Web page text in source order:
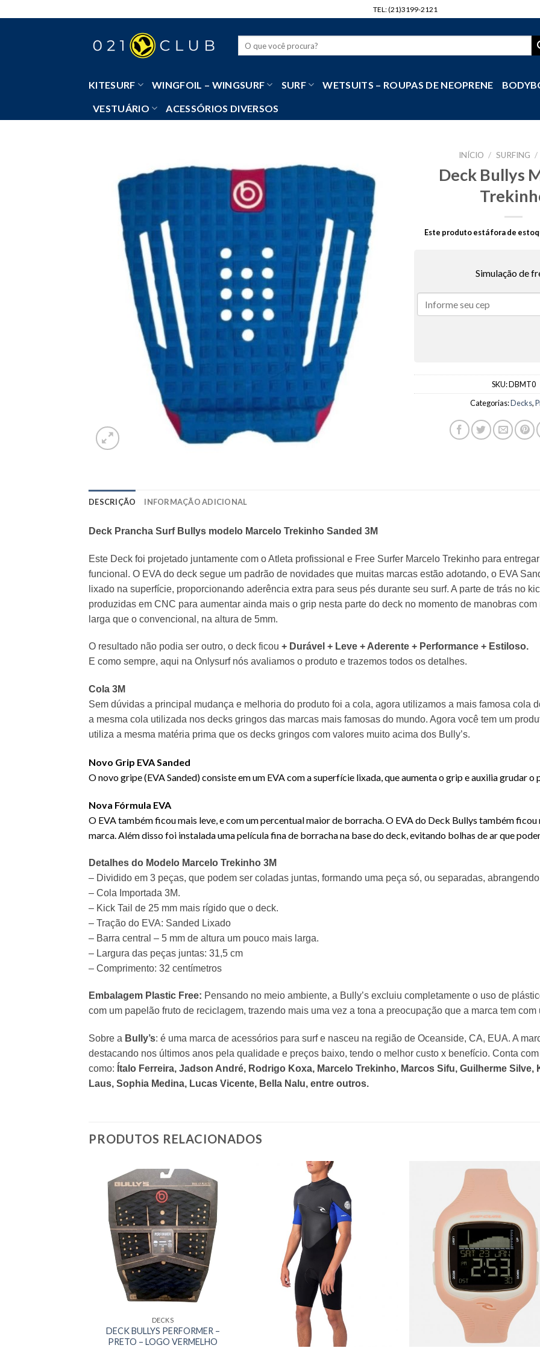
to
TEL: (21)3199-2121
KITESURF WINGFOIL – WINGSURF SURF WETSUITS – ROUPAS DE NEOPRENE
VESTUÁRIO ACESSÓRIOS DIVERSOS
INÍCIO / SURFING /
Deck Bullys
Este produto está fora de
Simulação de
SKU:DBMT0
Categorias:Decks,
DESCRIÇÃO INFORMAÇÃO ADICIONAL
Deck Prancha Surf Bullys modelo Marcelo Trekinho Sanded 3M
Este Deck foi projetado juntamente com o Atleta profissional e Free Surfer Marcelo Trekinho para
funcional. O EVA do deck segue um padrão de novidades que muitas marcas estão adotando, o EVA
lixado na superfície, proporcionando aderência extra para seus pés durante seu surf. A parte de trás no
produzidas em CNC para aumentar ainda mais o grip nesta parte do deck no momento de manobras
larga que o convencional, na altura de 5mm.
O resultado não podia ser outro, o deck ficou + Durável + Leve + Aderente + Performance + Estiloso.
E como sempre, aqui na Onlysurf nós avaliamos o produto e trazemos todos os detalhes.
Cola 3M
Sem dúvidas a principal mudança e melhoria do produto foi a cola, agora utilizamos a mais famosa cola
a mesma cola utilizada nos decks gringos das marcas mais famosas do mundo. Agora você tem um
utiliza a mesma matéria prima que os decks gringos com valores muito acima dos Bully’s.
Novo Grip EVA Sanded
O novo gripe (EVA Sanded) consiste em um EVA com a superfície lixada, que aumenta o grip e auxilia grudar o
Nova Fórmula EVA
O EVA também ficou mais leve, e com um percentual maior de borracha. O EVA do Deck Bullys também
marca. Além disso foi instalada uma película fina de borracha na base do deck, evitando bolhas de ar que
Detalhes do Modelo Marcelo Trekinho 3M
– Dividido em 3 peças, que podem ser coladas juntas, formando uma peça só, ou separadas,
– Cola Importada 3M.
– Kick Tail de 25 mm mais rígido que o deck.
– Tração do EVA: Sanded Lixado
– Barra central – 5 mm de altura um pouco mais larga.
– Largura das peças juntas: 31,5 cm
– Comprimento: 32 centímetros
Embalagem Plastic Free: Pensando no meio ambiente, a Bully’s excluiu completamente o uso de
com um papelão fruto de reciclagem, trazendo mais uma vez a tona a preocupação que a marca tem
Sobre a Bully’s: é uma marca de acessórios para surf e nasceu na região de Oceanside, CA, EUA. A
destacando nos últimos anos pela qualidade e preços baixo, tendo o melhor custo x benefício. Conta
como: Ítalo Ferreira, Jadson André, Rodrigo Koxa, Marcelo Trekinho, Marcos Sifu, Guilherme Silve,
Laus, Sophia Medina, Lucas Vicente, Bella Nalu, entre outros.
PRODUTOS RELACIONADOS
DECKS
DECK BULLYS PERFORMER –
PRETO – LOGO VERMELHO